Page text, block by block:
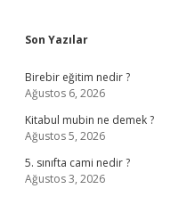
Sidebar
Son Yazılar
Birebir eğitim nedir ?
Ağustos 6, 2026
Kitabul mubin ne demek ?
Ağustos 5, 2026
5. sınıfta cami nedir ?
Ağustos 3, 2026